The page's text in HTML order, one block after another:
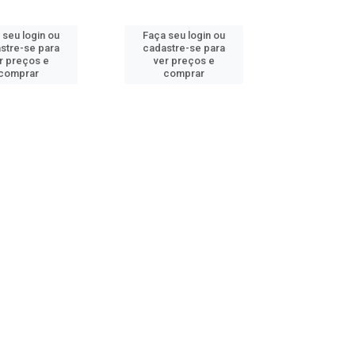
seu login ou
se para
preços e
Faça seu login ou
cadastre-se para
ver preços e
comprar